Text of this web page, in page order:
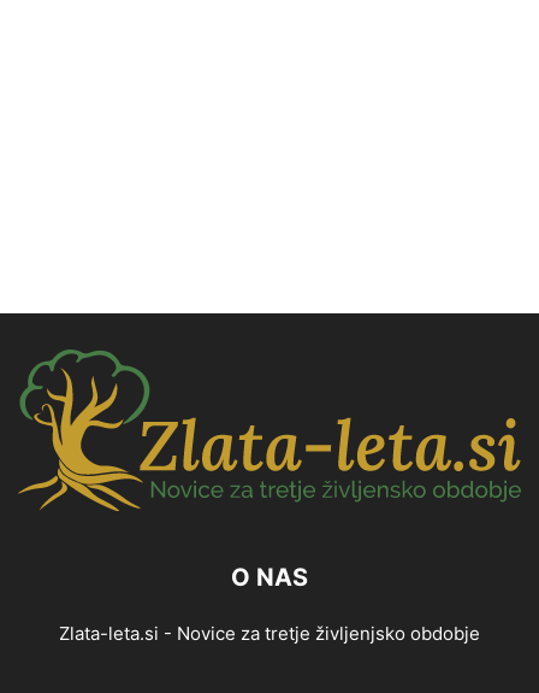
O NAS
Zlata-leta.si - Novice za tretje življenjsko obdobje